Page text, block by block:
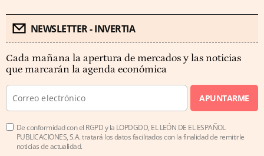
NEWSLETTER - INVERTIA
Cada mañana la apertura de mercados y las noticias
que marcarán la agenda económica
APUNTARME
De conformidad con el RGPD y la LOPDGDD, EL LEÓN DE EL ESPAÑOL
PUBLICACIONES, S.A. tratará los datos facilitados con la finalidad de remitirle
noticias de actualidad.